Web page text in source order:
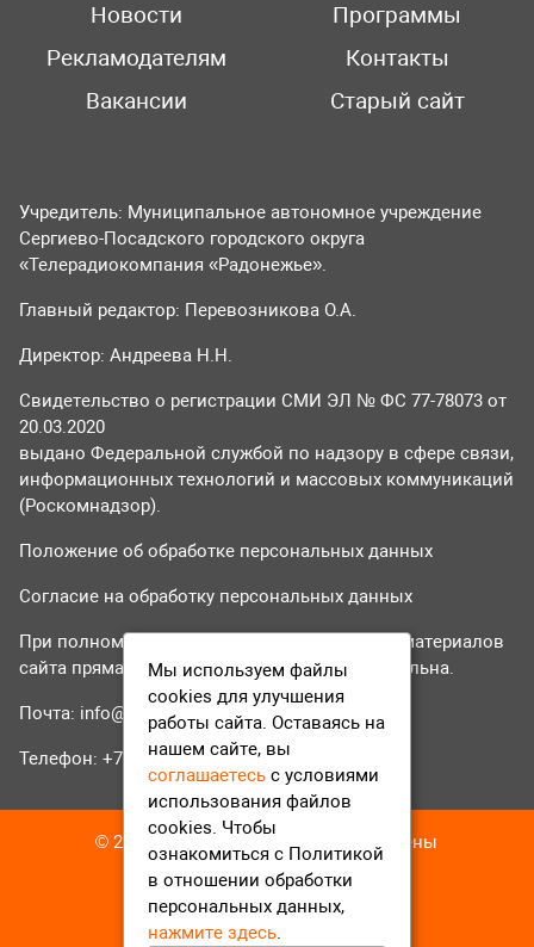
Новости
Программы
Рекламодателям
Контакты
Вакансии
Старый сайт
Учредитель: Муниципальное автономное учреждение
Сергиево-Посадского городского округа
«Телерадиокомпания «Радонежье».
Главный редактор: Перевозникова О.А.
Директор: Андреева Н.Н.
Свидетельство о регистрации СМИ ЭЛ № ФС 77-78073 от
20.03.2020
выдано Федеральной службой по надзору в сфере связи,
информационных технологий и массовых коммуникаций
(Роскомнадзор).
Положение об обработке персональных данных
Согласие на обработку персональных данных
При полном или частичном использовании материалов
сайта прямая гиперссылка на tvr24.tv обязательна.
Почта: info@tvr24.tv
Телефон: +7 (496) 551-04-95
© 2016-2023 ТВР24 Все права защищены
Мы используем файлы
cookies для улучшения
работы сайта. Оставаясь на
нашем сайте, вы
соглашаетесь с условиями
использования файлов
cookies. Чтобы
ознакомиться с Политикой
в отношении обработки
персональных данных,
нажмите здесь.